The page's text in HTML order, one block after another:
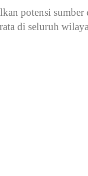
potensi sumber
di seluruh